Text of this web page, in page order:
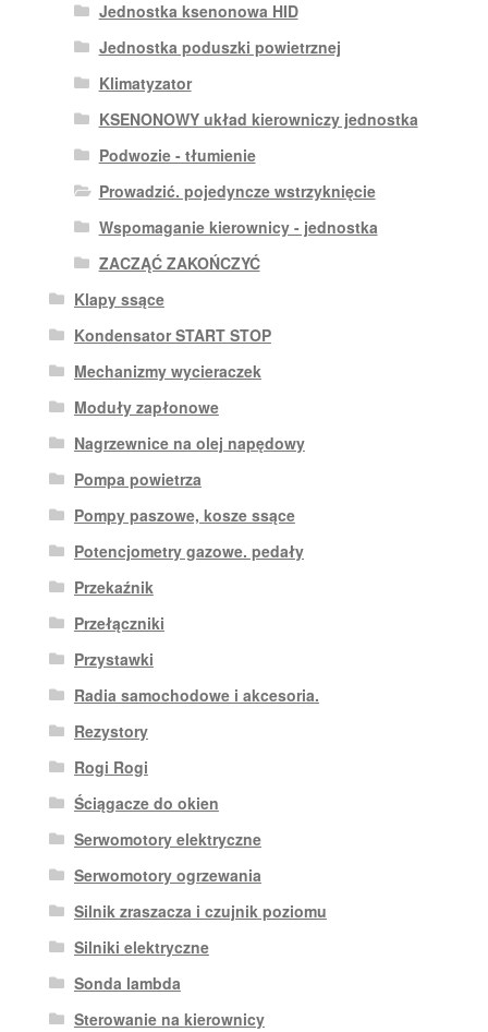
Jednostka ksenonowa HID
Jednostka poduszki powietrznej
Klimatyzator
KSENONOWY układ kierowniczy jednostka
Podwozie - tłumienie
Prowadzić. pojedyncze wstrzyknięcie
Wspomaganie kierownicy - jednostka
ZACZĄĆ ZAKOŃCZYĆ
Klapy ssące
Kondensator START STOP
Mechanizmy wycieraczek
Moduły zapłonowe
Nagrzewnice na olej napędowy
Pompa powietrza
Pompy paszowe, kosze ssące
Potencjometry gazowe. pedały
Przekaźnik
Przełączniki
Przystawki
Radia samochodowe i akcesoria.
Rezystory
Rogi Rogi
Ściągacze do okien
Serwomotory elektryczne
Serwomotory ogrzewania
Silnik zraszacza i czujnik poziomu
Silniki elektryczne
Sonda lambda
Sterowanie na kierownicy